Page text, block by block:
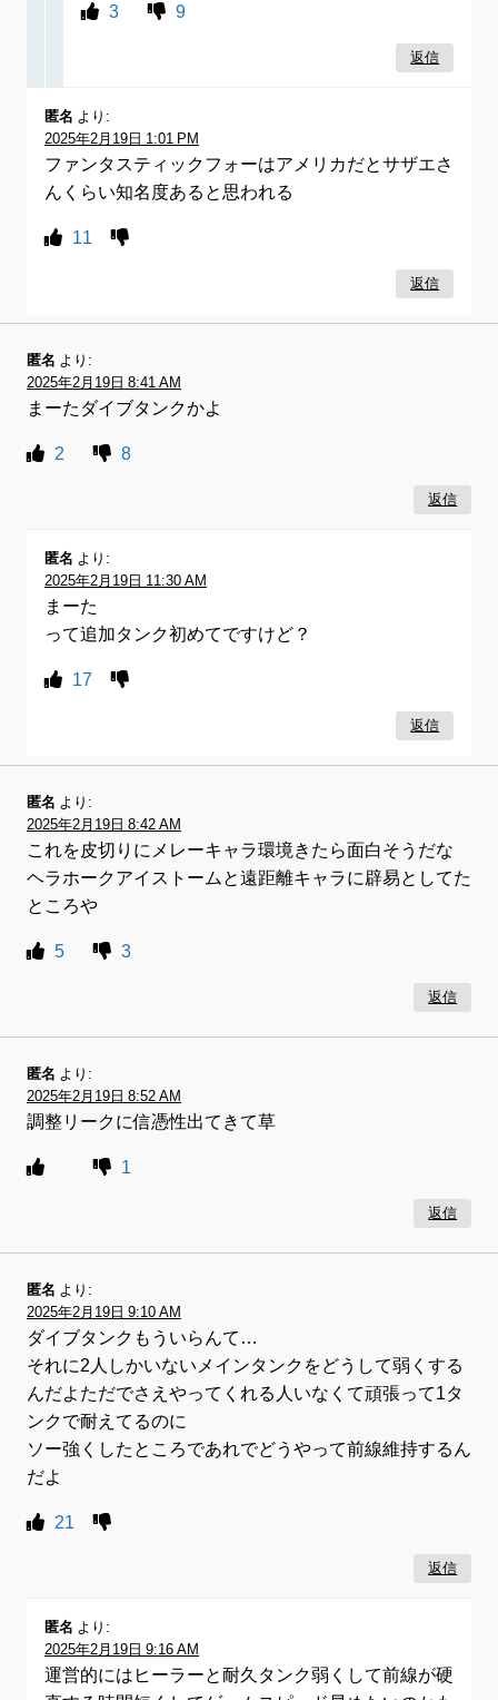
3 9
返信
匿名
より:
2025年2月19日 1:01 PM
ファンタスティックフォーはアメリカだとサザエさ
んくらい知名度あると思われる
11
返信
匿名
より:
2025年2月19日 8:41 AM
まーたダイブタンクかよ
2 8
返信
匿名
より:
2025年2月19日 11:30 AM
まーた
って追加タンク初めてですけど？
17
返信
匿名
より:
2025年2月19日 8:42 AM
これを皮切りにメレーキャラ環境きたら面白そうだな
ヘラホークアイストームと遠距離キャラに辟易としてた
ところや
5 3
返信
匿名
より:
2025年2月19日 8:52 AM
調整リークに信憑性出てきて草
1
返信
匿名
より:
2025年2月19日 9:10 AM
ダイブタンクもういらんて…
それに2人しかいないメインタンクをどうして弱くする
んだよただでさえやってくれる人いなくて頑張って1タ
ンクで耐えてるのに
ソー強くしたところであれでどうやって前線維持するん
だよ
21
返信
匿名
より:
2025年2月19日 9:16 AM
運営的にはヒーラーと耐久タンク弱くして前線が硬